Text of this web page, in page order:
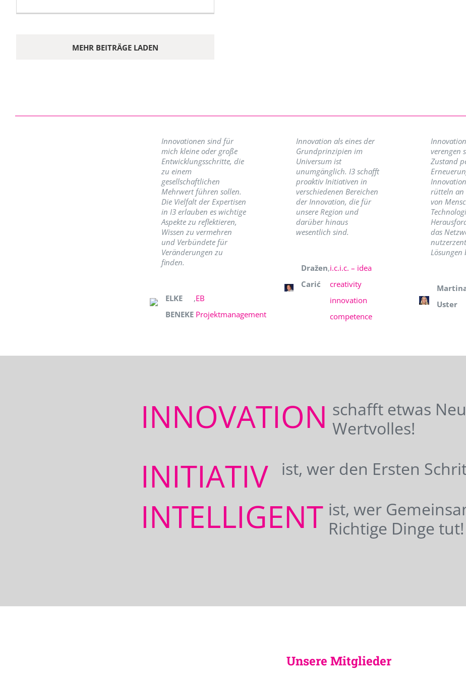
MEHR BEITRÄGE LADEN
Innovationen sind für
mich kleine oder große
Entwicklungsschritte, die
zu einem
gesellschaftlichen
Mehrwert führen sollen.
Die Vielfalt der Expertisen
in I3 erlauben es wichtige
Aspekte zu reflektieren,
Wissen zu vermehren
und Verbündete für
Veränderungen zu
finden.
ELKE
BENEKE
,EB
Projektmanagement
Innovation als eines der
Grundprinzipien im
Universum ist
unumgänglich. I3 schafft
proaktiv Initiativen in
verschiedenen Bereichen
der Innovation, die für
unsere Region und
darüber hinaus
wesentlich sind.
Dražen
Carić
,i.c.i.c. – idea
creativity
innovation
competence
verengen
Zustand
rütteln an
von
das
Lösungen
Uster
INNOVATION schafft etwas
Wertvolles!
INITIATIV ist, wer den Ersten
INTELLIGENT ist, wer
Richtige Dinge tut!
Unsere Mitglieder